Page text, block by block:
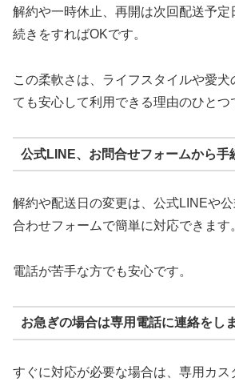
解約や一時休止、再開は次回配送予定
続きをすればOKです。
この柔軟さは、ライフスタイルや愛犬
ても安心して利用できる理由のひとつ
公式LINE、お問合せフォームから手
解約や配送日の変更は、公式LINEや
合わせフォームで簡単に対応できます
電話が苦手な方でも安心です。
お急ぎの場合は専用電話に連絡をし
すぐに対応が必要な場合は、専用カス